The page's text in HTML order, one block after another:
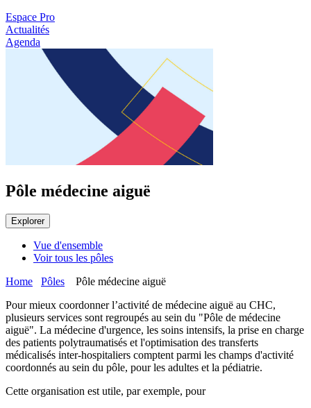
Espace Pro
Actualités
Agenda
Pôle médecine aiguë
Explorer
Vue d'ensemble
Voir tous les pôles
Home
Pôles
Pôle médecine aiguë
Pour mieux coordonner l’activité de médecine aiguë au CHC,
plusieurs services sont regroupés au sein du "Pôle de médecine
aiguë". La médecine d'urgence, les soins intensifs, la prise en charge
des patients polytraumatisés et l'optimisation des transferts
médicalisés inter-hospitaliers comptent parmi les champs d'activité
coordonnés au sein du pôle, pour les adultes et la pédiatrie.
Cette organisation est utile, par exemple, pour